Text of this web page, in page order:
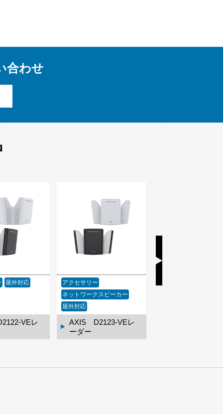
合わせ
屋外対応
VEレ
アクセサリー
ネットワークスピーカー
屋外対応
AXIS D2123-VEレ
ーダー
アクセサリー
AXIS TQ3819-
ェザーシールド